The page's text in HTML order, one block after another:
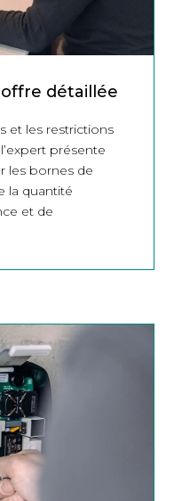
détaillée
et les restrictions
présente
les bornes de
la quantité
et de